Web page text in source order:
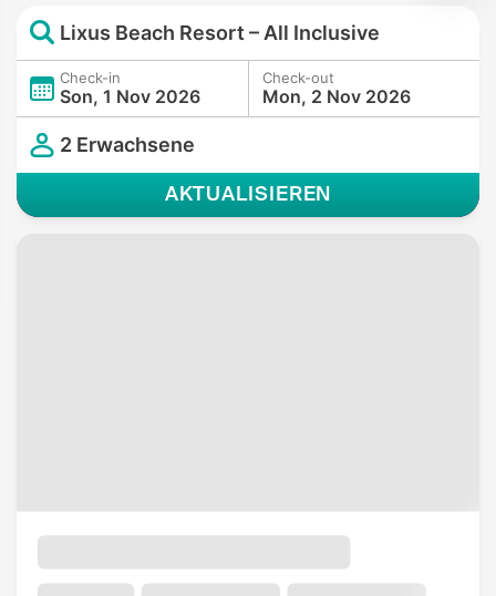
Lixus Beach Resort – All Inclusive
Check-in
Son, 1 Nov 2026
Check-out
Mon, 2 Nov 2026
2 Erwachsene
AKTUALISIEREN